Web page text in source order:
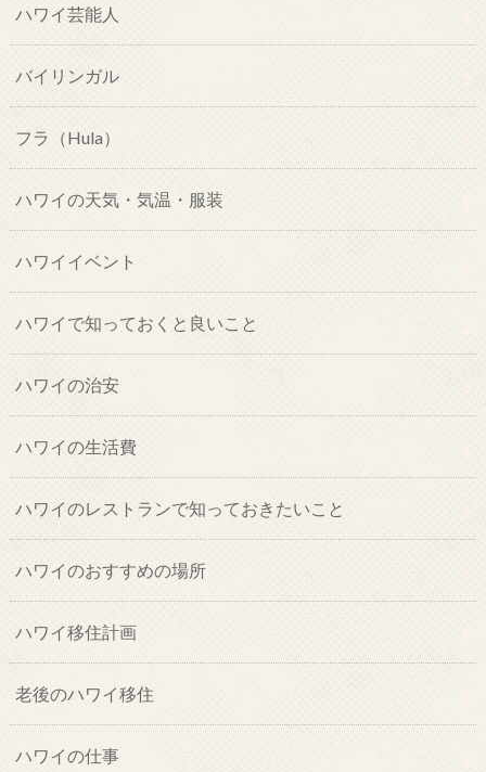
ハワイ芸能人
バイリンガル
フラ（Hula）
ハワイの天気・気温・服装
ハワイイベント
ハワイで知っておくと良いこと
ハワイの治安
ハワイの生活費
ハワイのレストランで知っておきたいこと
ハワイのおすすめの場所
ハワイ移住計画
老後のハワイ移住
ハワイの仕事